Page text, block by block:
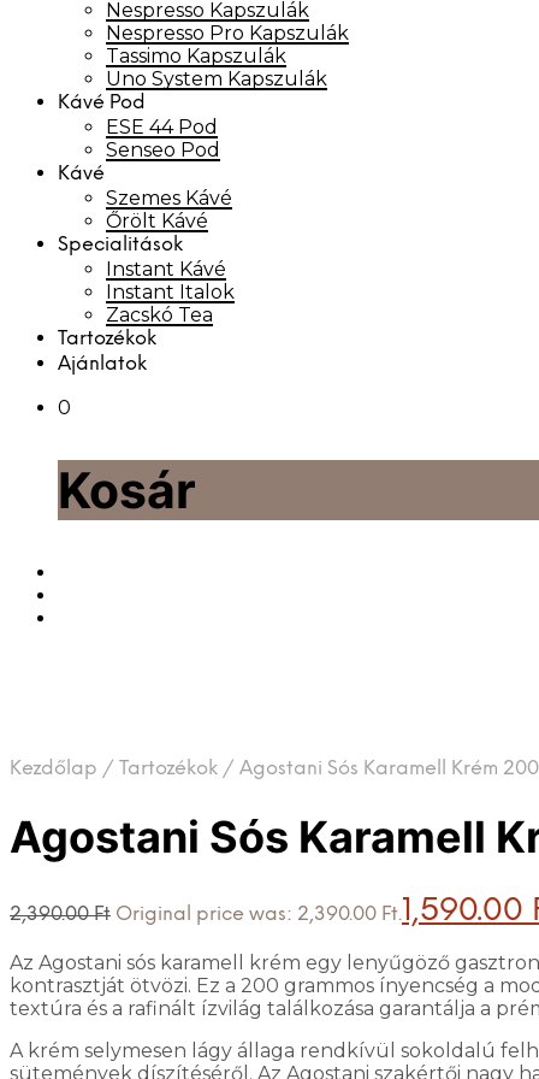
Nespresso Kapszulák
Nespresso Pro Kapszulák
Tassimo Kapszulák
Uno System Kapszulák
Kávé Pod
ESE 44 Pod
Senseo Pod
Kávé
Szemes Kávé
Őrölt Kávé
Specialitások
Instant Kávé
Instant Italok
Zacskó Tea
Tartozékok
Ajánlatok
0
Kosár
Kezdőlap / Tartozékok / Agostani Sós Karamell Krém
Agostani Sós Karamell
2,390.00Ft Original price was: 2,390.00 Ft.1,590.00
Az Agostani sós karamell krém egy lenyűgöző
kontrasztját ötvözi. Ez a 200 grammos ínyencség a
textúra és a rafinált ízvilág találkozása garantálja a
A krém selymesen lágy állaga rendkívül sokoldalú
sütemények díszítéséről. Az Agostani szakértői nagy